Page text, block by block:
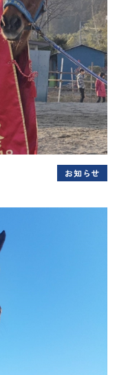
お知らせ